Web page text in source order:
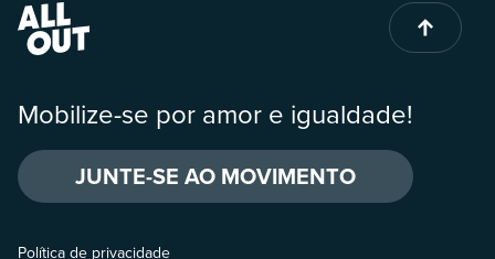
Mobilize-se por amor e igualdade!
JUNTE-SE AO MOVIMENTO
Política de privacidade